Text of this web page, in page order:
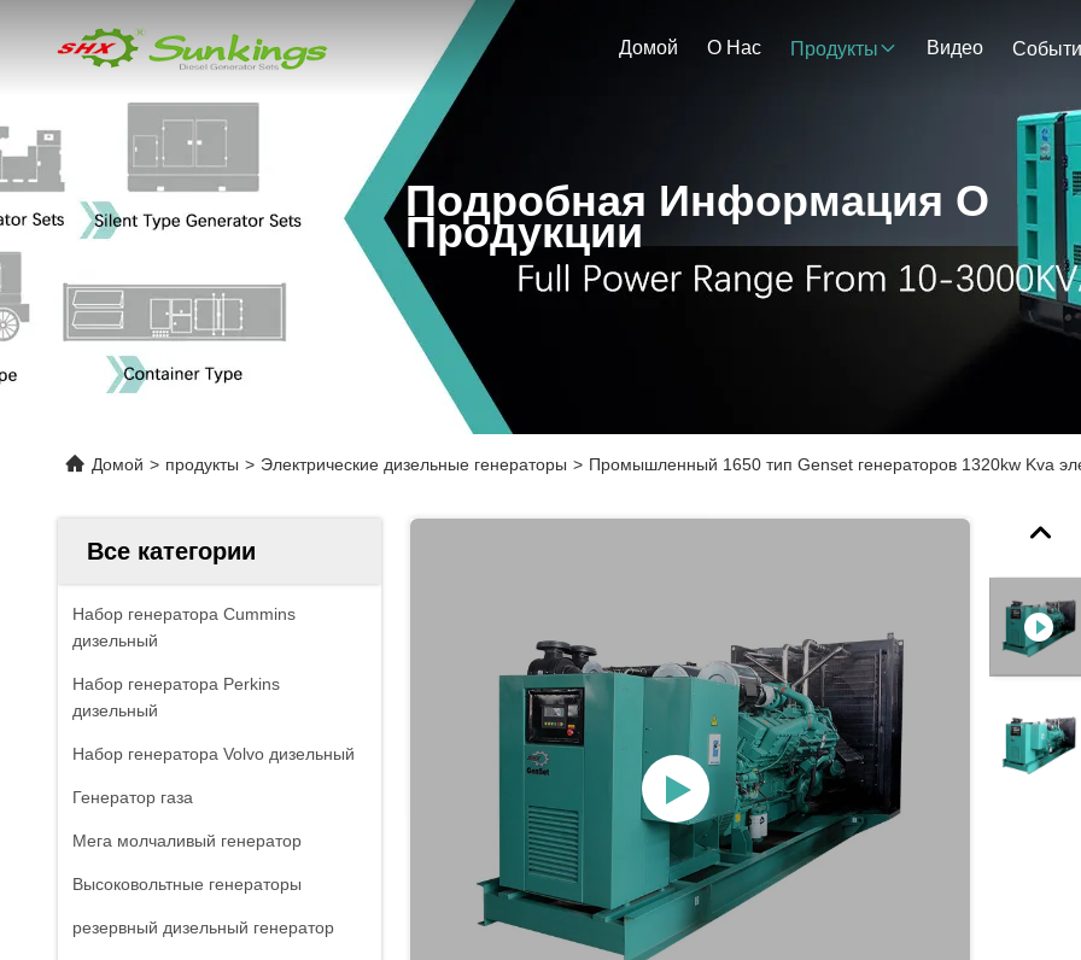
Домой О Нас Продукты Видео
Подробная Информация О
Продукции
Домой > продукты > Электрические дизельные генераторы > Промышленный 1650 тип Genset генераторов 1320kw Kva
Все категории
Набор генератора Cummins
дизельный
Набор генератора Perkins
дизельный
Набор генератора Volvo дизельный
Генератор газа
Мега молчаливый генератор
Высоковольтные генераторы
резервный дизельный генератор